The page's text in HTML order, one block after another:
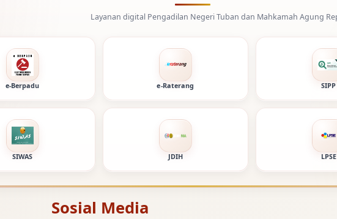
Layanan digital Pengadilan Negeri Tuban dan Mahkamah Agung Republik Indonesia.
e-Berpadu e-Raterang SIPP
SIWAS JDIH LPSE
Sosial Media